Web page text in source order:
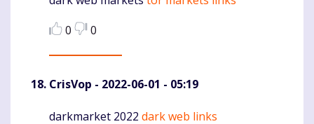
0
0
CrisVop - 2022-06-01 - 05:19
Komentaras
darkmarket 2022 dark web links